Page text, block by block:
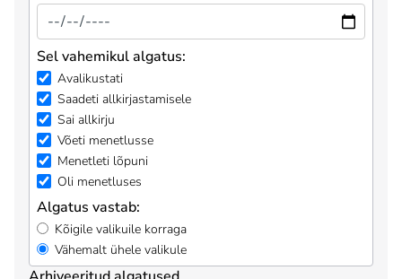
Sel vahemikul algatus:
Avalikustati
Saadeti allkirjastamisele
Sai allkirju
Võeti menetlusse
Menetleti lõpuni
Oli menetluses
Algatus vastab:
Kõigile valikuile korraga
Vähemalt ühele valikule